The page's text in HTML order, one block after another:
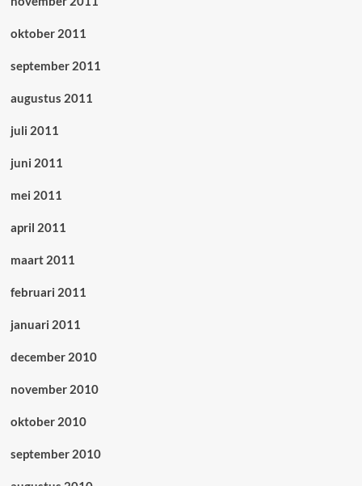
oktober 2011
september 2011
augustus 2011
juli 2011
juni 2011
mei 2011
april 2011
maart 2011
februari 2011
januari 2011
december 2010
november 2010
oktober 2010
september 2010